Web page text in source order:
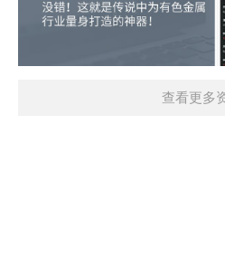
查看更多